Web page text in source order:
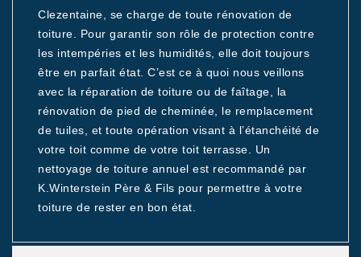
Clezentaine, se charge de toute rénovation de
toiture. Pour garantir son rôle de protection contre
les intempéries et les humidités, elle doit toujours
être en parfait état. C’est ce à quoi nous veillons
avec la réparation de toiture ou de faîtage, la
rénovation de pied de cheminée, le remplacement
de tuiles, et toute opération visant à l’étanchéité de
votre toit comme de votre toit terrasse. Un
nettoyage de toiture annuel est recommandé par
K.Winterstein Père & Fils pour permettre à votre
toiture de rester en bon état.